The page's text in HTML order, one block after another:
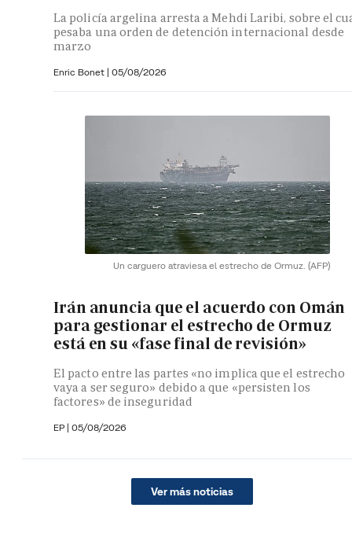
La policía argelina arresta a Mehdi Laribi, sobre el
pesaba una orden de detención internacional desde
marzo
Enric Bonet | 05/08/2026
Un carguero atraviesa el estrecho de Ormuz. (AFP)
Irán anuncia que el acuerdo con Omán
para gestionar el estrecho de Ormuz
está en su «fase final de revisión»
El pacto entre las partes «no implica que el estrecho
vaya a ser seguro» debido a que «persisten los
factores» de inseguridad
EP | 05/08/2026
Ver más noticias